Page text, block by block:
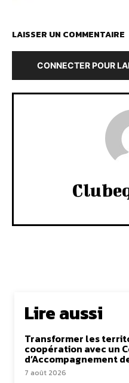
LAISSER UN COMMENTAIRE
CONNECTER POUR
Lire aussi
Transformer les
coopération avec un
d’Accompagnement
7 août 2026